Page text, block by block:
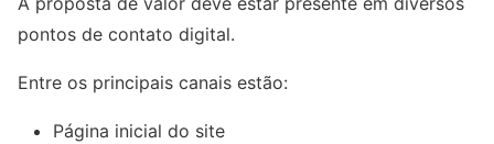
pontos de contato digital.
Entre os principais canais estão:
Página inicial do site